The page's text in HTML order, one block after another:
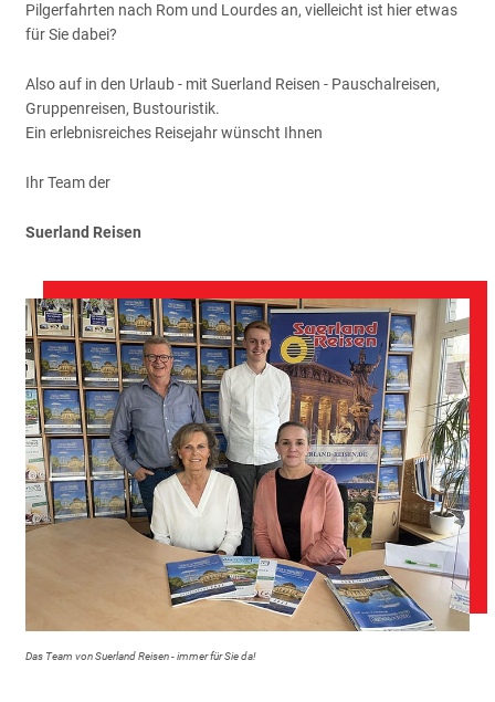
Pilgerfahrten nach Rom und Lourdes an, vielleicht ist hier etwas
für Sie dabei?
Also auf in den Urlaub - mit Suerland Reisen - Pauschalreisen,
Gruppenreisen, Bustouristik.
Ein erlebnisreiches Reisejahr wünscht Ihnen
Ihr Team der
Suerland Reisen
Das Team von Suerland Reisen - immer für Sie da!